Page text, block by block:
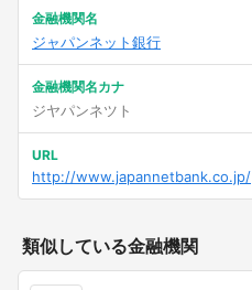
金融機関名
ジャパンネット銀行
金融機関名カナ
ジヤパンネツト
URL
http://www.japannetbank.co.jp/
類似している金融機関